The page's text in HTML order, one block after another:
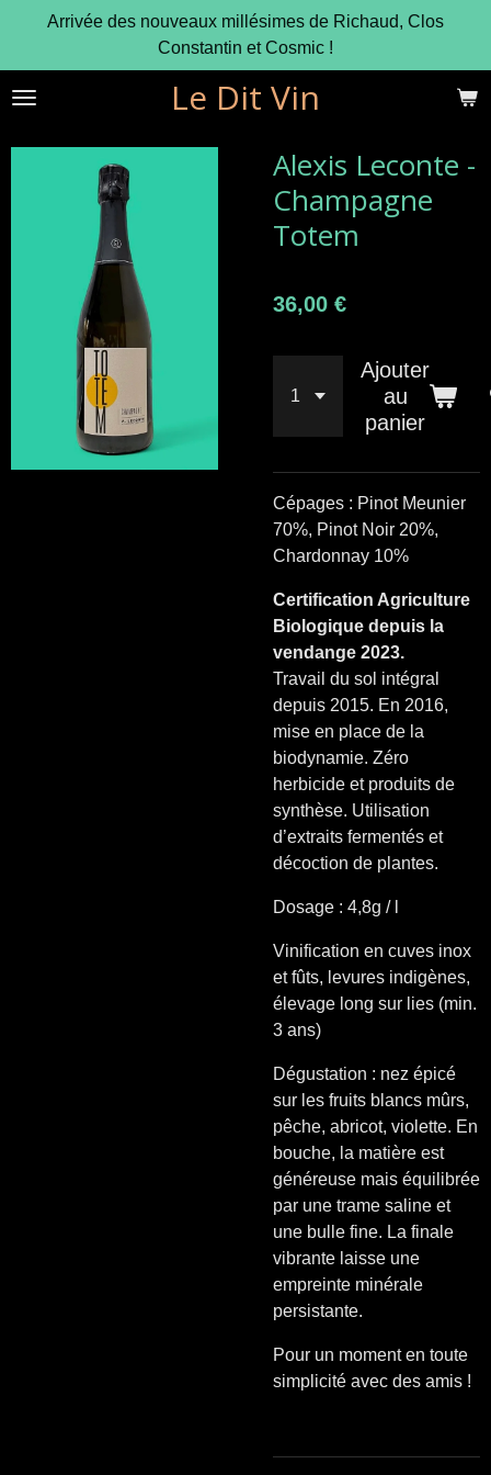
Passer
contenu
principal
Le Dit Vin
Arrivée des nouveaux millésimes de Richaud, Clos
Constantin et Cosmic !
Alexis Leconte -
Champagne
Totem
36,00 €
Ajouter
au
panier
Cépages : Pinot Meunier
70%, Pinot Noir 20%,
Chardonnay 10%
Certification Agriculture
Biologique depuis la
vendange 2023.
Travail du sol intégral
depuis 2015. En 2016,
mise en place de la
biodynamie. Zéro
herbicide et produits de
synthèse. Utilisation
d’extraits fermentés et
décoction de plantes.
Dosage : 4,8g / l
Vinification en cuves inox
et fûts, levures indigènes,
élevage long sur lies (min.
3 ans)
Dégustation : nez épicé
sur les fruits blancs mûrs,
pêche, abricot, violette. En
bouche, la matière est
généreuse mais équilibrée
par une trame saline et
une bulle fine. La finale
vibrante laisse une
empreinte minérale
persistante.
Pour un moment en toute
simplicité avec des amis !